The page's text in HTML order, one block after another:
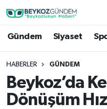
Gündem Siyaset
HABERLER GÜNDEM
Beykoz’da
Dönüşüm
Hava Durumu
Trafik Durumu
Süper Lig Puan